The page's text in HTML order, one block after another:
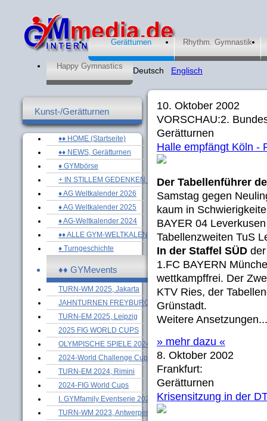
Gerätturnen Rhythm. Gymnastik
Happy Gymnastics Deutsch Englisch
Kunst-/Gerätturnen
♦♦ HOME (Startseite)
♦♦ NEWS, Gerätturnen
♦ GYMbörse
+ IN STILLEM GEDENKEN ...
♦ AG Weltkalender 2026
♦ AG Weltkalender 2025
♦ AG-Weltkalender 2024
♦♦ ALLE GYM-WELTKALENDER
♦ Turngeschichte
♦♦ GYMevents
TURN-WM 2025, Jakarta
JAHNTURNEN FREYBURG
TURN-EM 2025, Leipzig
2025 FIG WORLD CUPS
OLYMPISCHE SPIELE 2024
2024-World Challenge Cups
TURN-EM 2024, Rimini
2024-FIG World Cups
I. GYMfamily Eventserie 2024
TURN-WM 2023, Antwerpen
10. Oktober 2002
VORSCHAU:2.
Gerätturnen
Halle empfängt Köln -
Der Tabellenführer
Samstag gegen
kaum in
BAYER 04
Tabellenzweiten TuS
In der Staffel SÜD
1.FC BAYERN
wettkampffrei. Der
KTV Ries, der
Grünstadt.
Weitere Ansetzungen...
» mehr dazu «
8. Oktober 2002
Frankfurt:
Gerätturnen
Krisensitzung in der